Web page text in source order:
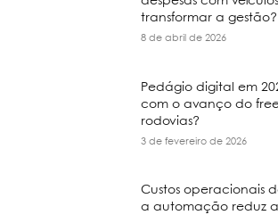
transformar a gestão?
8 de abril de 2026
Pedágio digital em
com o avanço do
rodovias?
3 de fevereiro de 2026
Custos operacionais
a automação reduz